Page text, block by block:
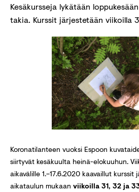
Kesäkursseja lykätään
takia. Kurssit järjestetään viikoilla
Koronatilanteen vuoksi Espoon
siirtyvät kesäkuulta heinä-elokuuhun.
aikavälille 1.–17.6.2020 kaavaillut
aikataulun mukaan viikoilla 31, 32 ja